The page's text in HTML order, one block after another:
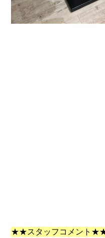
★★スタッフコメント